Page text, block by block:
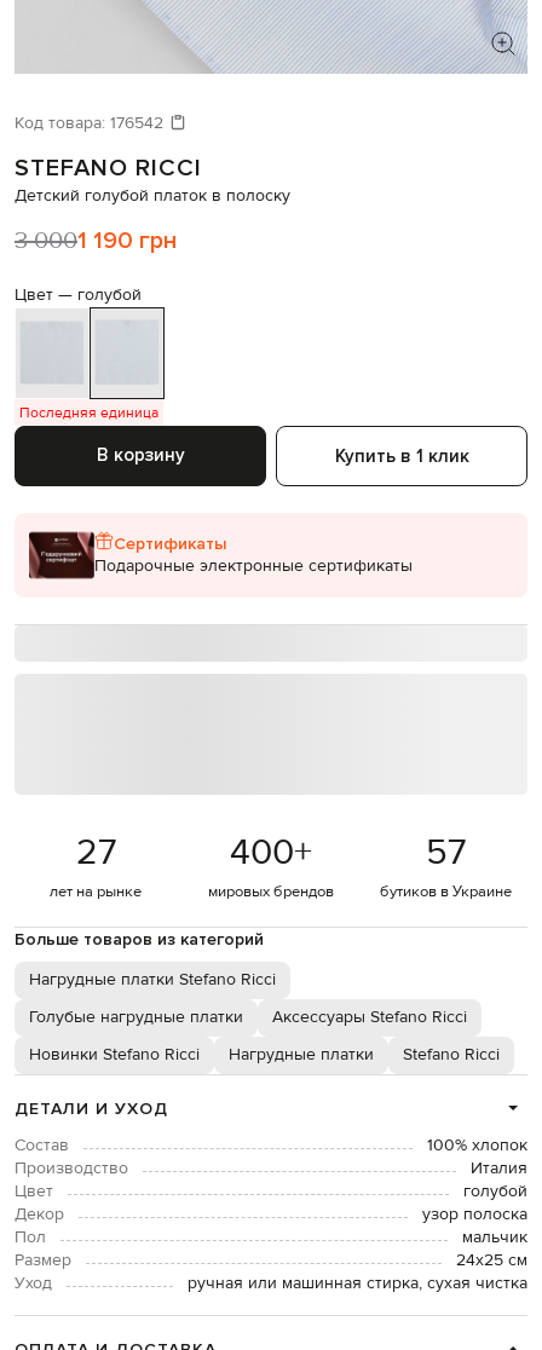
Код товара: 176542
STEFANO RICCI
Детский голубой платок в полоску
3 0001 190 грн
Цвет — голубой
Последняя единица
В корзину Купить в 1 клик
Сертификаты
Подарочные электронные сертификаты
27
лет на рынке
400+
мировых брендов
57
бутиков в Украине
Больше товаров из категорий
Нагрудные платки Stefano Ricci
Голубые нагрудные платки
Аксессуары Stefano Ricci
Новинки Stefano Ricci
Нагрудные платки Stefano Ricci
ДЕТАЛИ И УХОД
Состав
100% хлопок
Производство
Италия
Цвет
голубой
Декор
узор полоска
Пол
мальчик
Размер
24х25 см
Уход
ручная или машинная стирка, сухая чистка